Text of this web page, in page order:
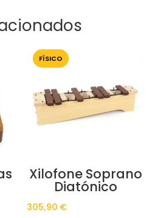
FÍSICO
Xilofone Soprano
Diatónico
305,90 €